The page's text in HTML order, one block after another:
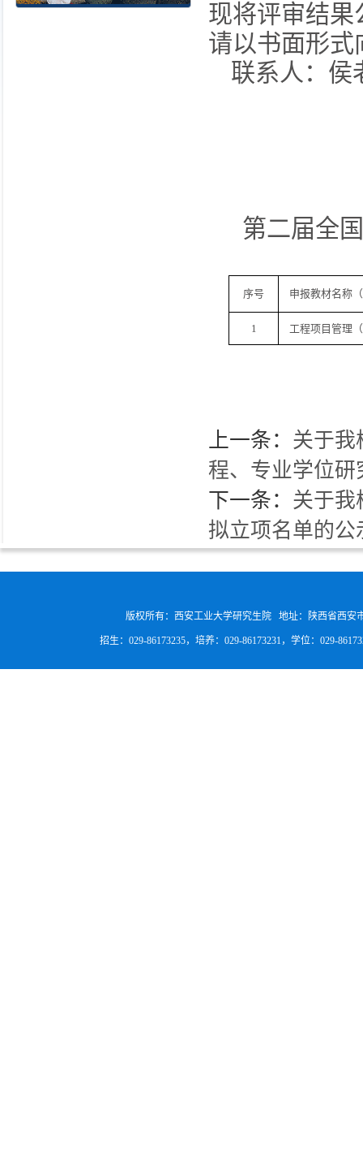
现将评审结
请以书面形
联系人：侯
第二届全
序号 申报教材名称
1 工程项目管理
上一条： 关于我
程、专业学位
下一条： 关于我
拟立项名单的公
版权所有：西安工业大学研究生院 地址：陕西省西安
招生：029-86173235，培养：029-86173231，学位：029-